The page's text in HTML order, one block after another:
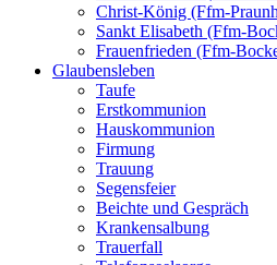
Christ-König (Ffm-
Sankt Elisabeth (Ffm-
Frauenfrieden (Ffm-
Glaubensleben
Taufe
Erstkommunion
Hauskommunion
Firmung
Trauung
Segensfeier
Beichte und Gespräch
Krankensalbung
Trauerfall